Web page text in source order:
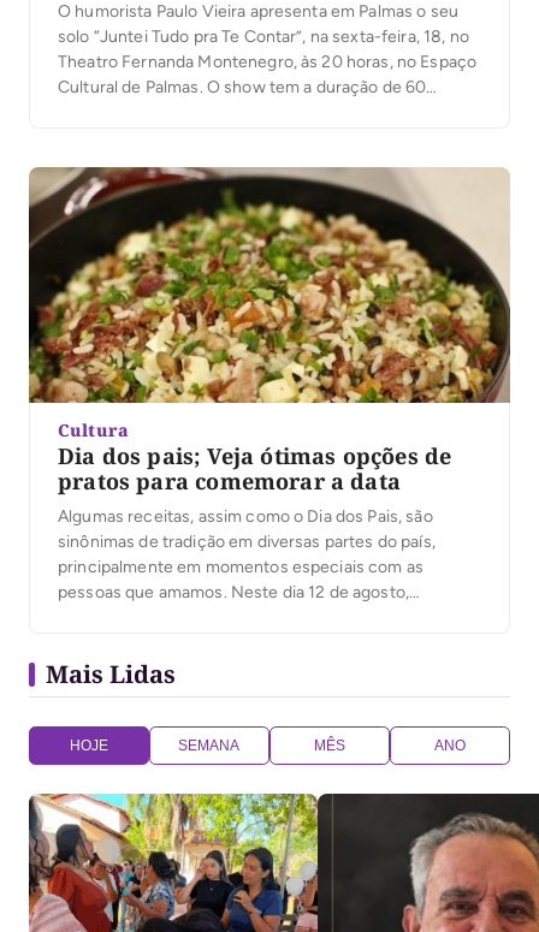
O humorista Paulo Vieira apresenta em Palmas o seu
solo “Juntei Tudo pra Te Contar”, na sexta-feira, 18, no
Theatro Fernanda Montenegro, às 20 horas, no Espaço
Cultural de Palmas. O show tem a duração de 60
Cultura
Dia dos pais; Veja ótimas opções de
pratos para comemorar a data
Algumas receitas, assim como o Dia dos Pais, são
sinônimas de tradição em diversas partes do país,
principalmente em momentos especiais com as
pessoas que amamos. Neste dia 12 de agosto,
Muito famoso no Nordeste, o Baião de Dois tem […]
Mais Lidas
HOJE SEMANA MÊS ANO